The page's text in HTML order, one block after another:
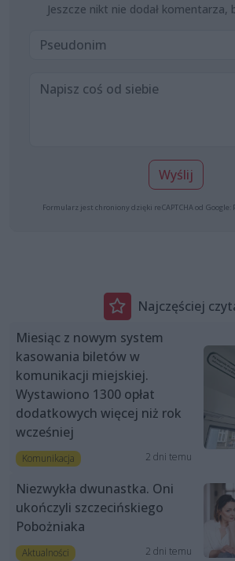
Jeszcze nikt nie dodał komentarza,
Wyślij
Formularz jest chroniony dzięki reCAPTCHA od Google:
Najczęściej
Miesiąc z nowym system
kasowania biletów w
komunikacji miejskiej.
Wystawiono 1300 opłat
dodatkowych więcej niż rok
wcześniej
Komunikacja 2 dni temu
Niezwykła dwunastka. Oni
ukończyli szczecińskiego
Pobożniaka
Aktualności 2 dni temu